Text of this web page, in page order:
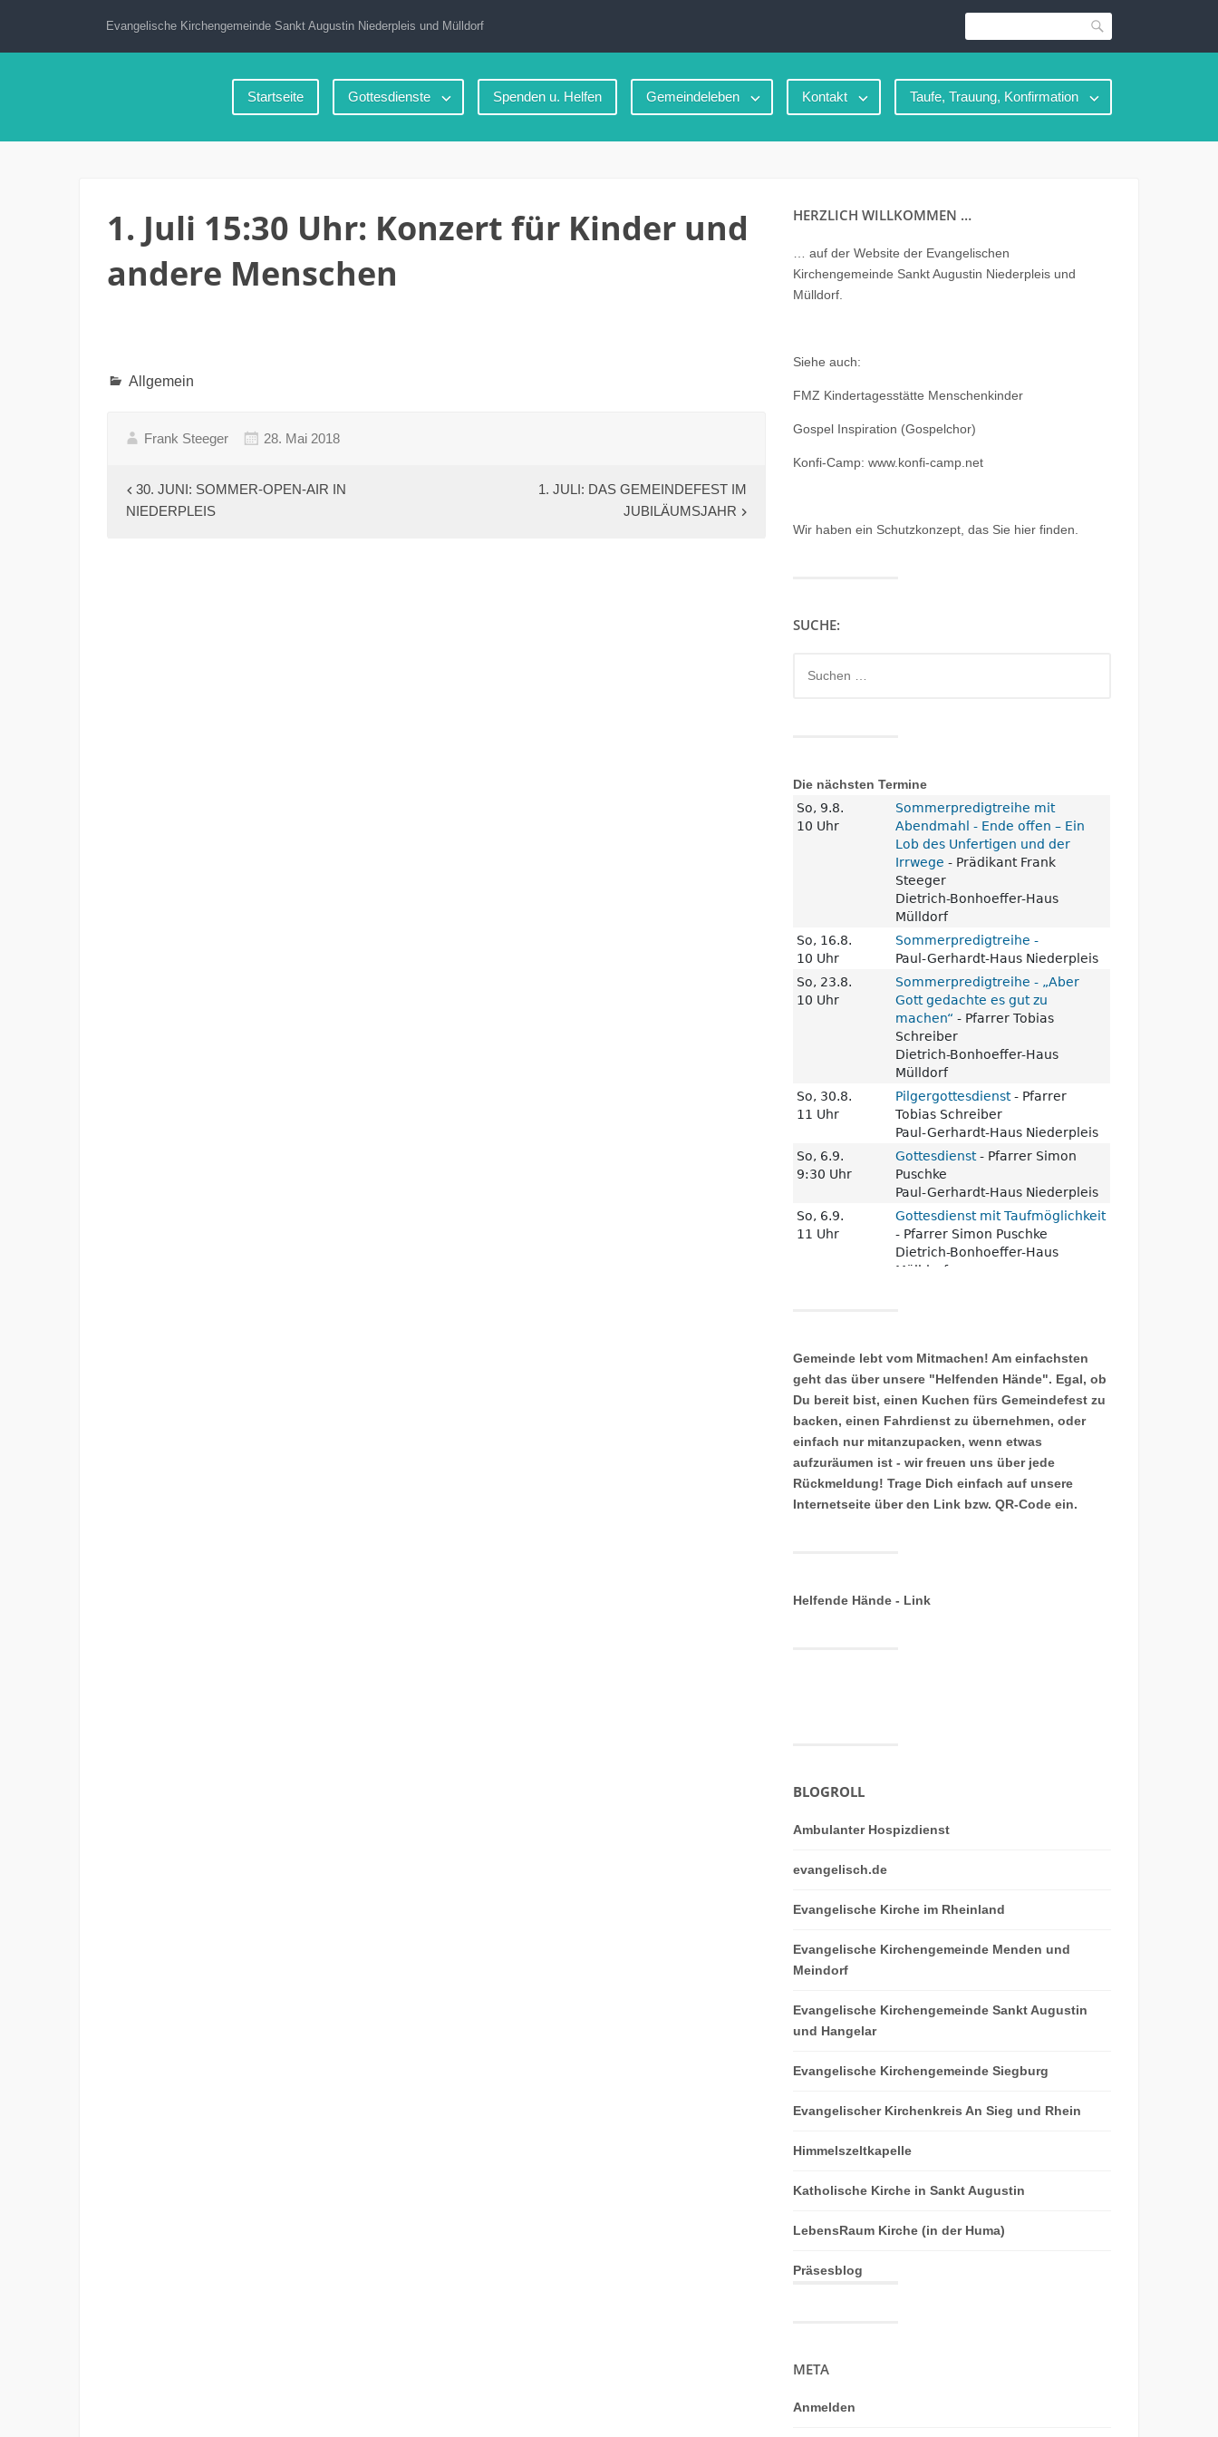
springen
Evangelische Kirchengemeinde Sankt Augustin Niederpleis und Mülldorf Suche
Startseite Gottesdienste Spenden u. Helfen Gemeindeleben Kontakt Taufe, Trauung, Konfirmation
1. Juli 15:30 Uhr: Konzert für Kinder und
andere Menschen
Allgemein
Frank Steeger 28. Mai 2018
Beitragsnavigation
30. JUNI: SOMMER-OPEN-AIR IN
NIEDERPLEIS
1. JULI: DAS GEMEINDEFEST IM
JUBILÄUMSJAHR
HERZLICH WILLKOMMEN …
… auf der Website der Evangelischen
Kirchengemeinde Sankt Augustin Niederpleis und
Mülldorf.
Siehe auch:
FMZ Kindertagesstätte Menschenkinder
Gospel Inspiration (Gospelchor)
Konfi-Camp: www.konfi-camp.net
Wir haben ein Schutzkonzept, das Sie hier finden.
SUCHE:
nach:
Die nächsten Termine
Gemeinde lebt vom Mitmachen! Am einfachsten
geht das über unsere "Helfenden Hände". Egal, ob
Du bereit bist, einen Kuchen fürs Gemeindefest zu
backen, einen Fahrdienst zu übernehmen, oder
einfach nur mitanzupacken, wenn etwas
aufzuräumen ist - wir freuen uns über jede
Rückmeldung! Trage Dich einfach auf unsere
Internetseite über den Link bzw. QR-Code ein.
Helfende Hände - Link
BLOGROLL
Ambulanter Hospizdienst
evangelisch.de
Evangelische Kirche im Rheinland
Evangelische Kirchengemeinde Menden und
Meindorf
Evangelische Kirchengemeinde Sankt Augustin
und Hangelar
Evangelische Kirchengemeinde Siegburg
Evangelischer Kirchenkreis An Sieg und Rhein
Himmelszeltkapelle
Katholische Kirche in Sankt Augustin
LebensRaum Kirche (in der Huma)
Präsesblog
META
Anmelden